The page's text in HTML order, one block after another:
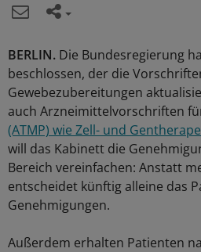
BERLIN. Die Bundesregierung
beschlossen, der die
Gewebezubereitungen
auch Arzneimittelvorschriften
(ATMP) wie Zell- und
will das Kabinett die
Bereich vereinfachen: Anstatt
entscheidet künftig alleine das
Genehmigungen.
Außerdem erhalten Patienten